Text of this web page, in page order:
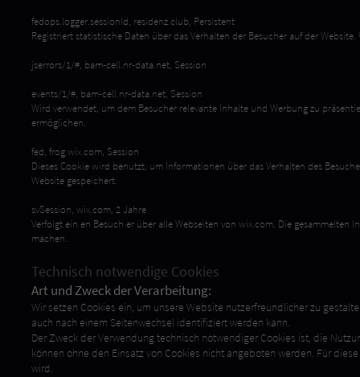
fedops.logger.sessionId, residenz.club, Persistent
Registriert statistische Daten über das Verhalten der Besucher auf der
jserrors/1/#, bam-cell.nr-data.net, Session
events/1/#, bam-cell.nr-data.net, Session
Wird verwendet, um dem Besucher relevante Inhalte und Werbung zu
ermöglichen.
fed, frog.wix.com, Session
Dieses Cookie wird benutzt, um Informationen über das Verhalten des
Website gespeichert.
svSession, wix.com, 2 Jahre
Verfolgt ein en Besuch er über alle Webseiten von wix.com. Die
machen.
Technisch notwendige Cookies
Art und Zweck der Verarbeitung:
Wir setzen Cookies ein, um unsere Website nutzerfreundlicher zu
auch nach einem Seitenwechsel identifiziert werden kann.
Der Zweck der Verwendung technisch notwendiger Cookies ist, die
können ohne den Einsatz von Cookies nicht angeboten werden. Für
wird.